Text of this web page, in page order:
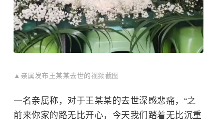
▲亲属发布王某某去世的视频截图
一名亲属称，对于王某某的去世深感悲痛，“之
前来你家的路无比开心，今天我们踏着无比沉重